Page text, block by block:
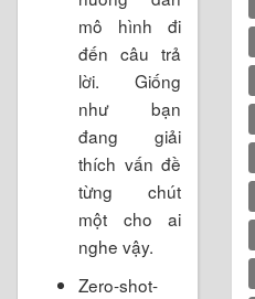
mô hình đi
đến câu trả
lời. Giống
như bạn
đang giải
thích vấn đề
từng chút
một cho ai
nghe vậy.
Zero-shot-